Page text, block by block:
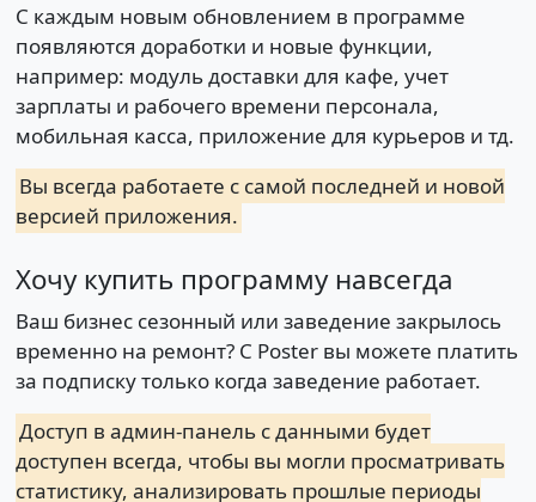
С каждым новым обновлением в программе
появляются доработки и новые функции,
например: модуль доставки для кафе, учет
зарплаты и рабочего времени персонала,
мобильная касса, приложение для курьеров и тд.
Вы всегда работаете с самой последней и новой
версией приложения.
Хочу купить программу навсегда
Ваш бизнес сезонный или заведение закрылось
временно на ремонт? С Poster вы можете платить
за подписку только когда заведение работает.
Доступ в админ-панель с данными будет
доступен всегда, чтобы вы могли просматривать
статистику, анализировать прошлые периоды